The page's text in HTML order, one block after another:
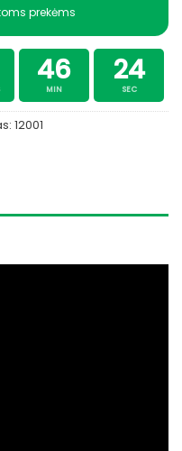
prekėms
46
MIN
24
SEC
12001